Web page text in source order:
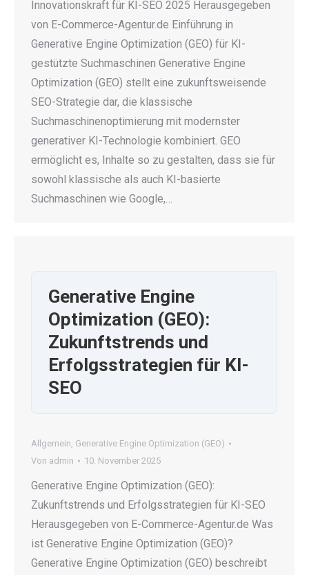
Innovationskraft für KI-SEO 2025 Herausgegeben
von E-Commerce-Agentur.de Einführung in
Generative Engine Optimization (GEO) für KI-
gestützte Suchmaschinen Generative Engine
Optimization (GEO) stellt eine zukunftsweisende
SEO-Strategie dar, die klassische
Suchmaschinenoptimierung mit modernster
generativer KI-Technologie kombiniert. GEO
ermöglicht es, Inhalte so zu gestalten, dass sie für
sowohl klassische als auch KI-basierte
Suchmaschinen wie Google,…
Generative Engine
Optimization (GEO):
Zukunftstrends und
Erfolgsstrategien für KI-
SEO
Allgemein, Generative Engine Optimization (GEO)
Von admin 10. November 2025
Generative Engine Optimization (GEO):
Zukunftstrends und Erfolgsstrategien für KI-SEO
Herausgegeben von E-Commerce-Agentur.de Was
ist Generative Engine Optimization (GEO)?
Generative Engine Optimization (GEO) beschreibt